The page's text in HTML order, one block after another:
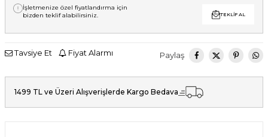
İşletmenize özel fiyatlandırma için
bizden teklif alabilirsiniz.
TEKLIF AL
Tavsiye Et Fiyat Alarmı Paylaş
1499 TL ve Üzeri Alışverişlerde Kargo Bedava